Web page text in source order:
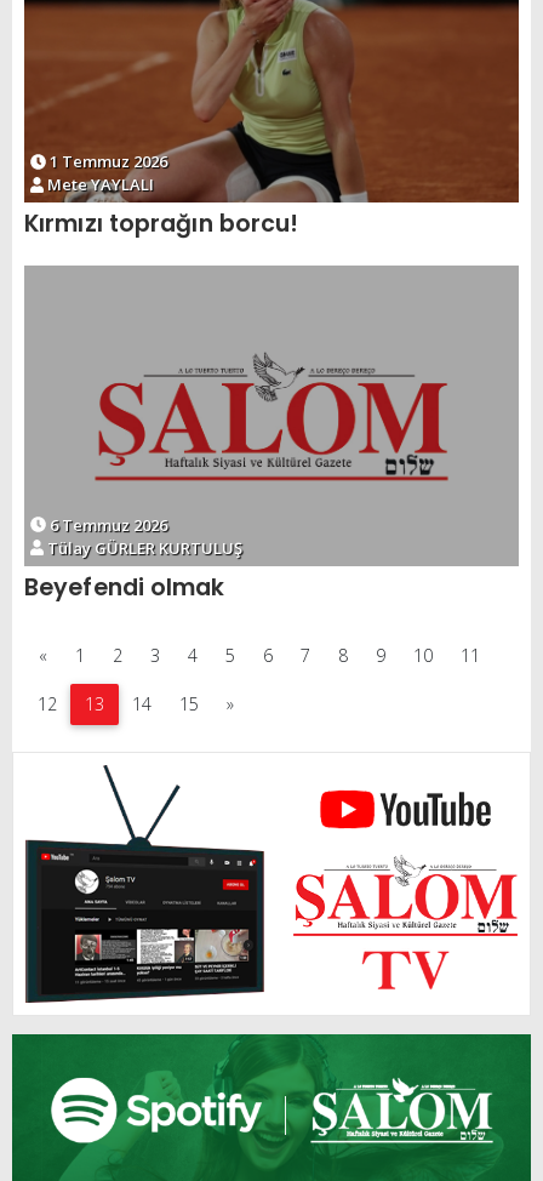
1 Temmuz 2026
Mete YAYLALI
Kırmızı toprağın borcu!
6 Temmuz 2026
Tülay GÜRLER KURTULUŞ
Beyefendi olmak
« 1 2 3 4 5 6 7 8 9 10 11
12 13 14 15 »